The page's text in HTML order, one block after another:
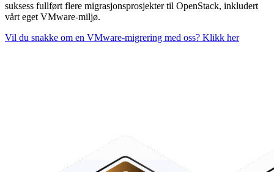
suksess fullført flere migrasjonsprosjekter til OpenStack, inkludert
vårt eget VMware-miljø.
Vil du snakke om en VMware-migrering med oss? Klikk her